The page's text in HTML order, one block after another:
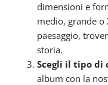
dimensioni e
medio, grande
paesaggio,
storia.
Scegli il tipo di
album con la